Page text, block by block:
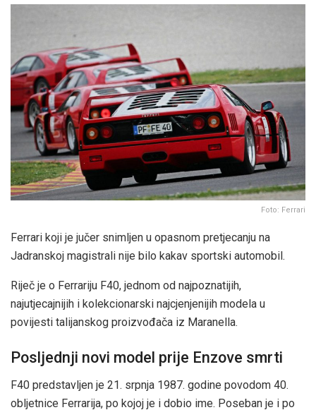
Foto: Ferrari
Ferrari koji je jučer snimljen u opasnom pretjecanju na
Jadranskoj magistrali nije bilo kakav sportski automobil.
Riječ je o Ferrariju F40, jednom od najpoznatijih,
najutjecajnijih i kolekcionarski najcjenjenijih modela u
povijesti talijanskog proizvođača iz Maranella.
Posljednji novi model prije Enzove smrti
F40 predstavljen je 21. srpnja 1987. godine povodom 40.
obljetnice Ferrarija, po kojoj je i dobio ime. Poseban je i po